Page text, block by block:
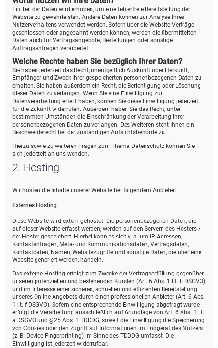
Ein Teil der Daten wird erhoben, um eine fehlerfreie Bereitstellung der
Website zu gewährleisten. Andere Daten können zur Analyse Ihres
Nutzerverhaltens verwendet werden. Sofern über die Website Verträge
geschlossen oder angebahnt werden können, werden die übermittelten
Daten auch für Vertragsangebote, Bestellungen oder sonstige
Auftragsanfragen verarbeitet.
Welche Rechte haben Sie bezüglich Ihrer Daten?
Sie haben jederzeit das Recht, unentgeltlich Auskunft über Herkunft,
Empfänger und Zweck Ihrer gespeicherten personenbezogenen Daten zu
erhalten. Sie haben außerdem ein Recht, die Berichtigung oder Löschung
dieser Daten zu verlangen. Wenn Sie eine Einwilligung zur
Datenverarbeitung erteilt haben, können Sie diese Einwilligung jederzeit
für die Zukunft widerrufen. Außerdem haben Sie das Recht, unter
bestimmten Umständen die Einschränkung der Verarbeitung Ihrer
personenbezogenen Daten zu verlangen. Des Weiteren steht Ihnen ein
Beschwerderecht bei der zuständigen Aufsichtsbehörde zu.
Hierzu sowie zu weiteren Fragen zum Thema Datenschutz können Sie
sich jederzeit an uns wenden.
2. Hosting
Wir hosten die Inhalte unserer Website bei folgendem Anbieter:
Externes Hosting
Diese Website wird extern gehostet. Die personenbezogenen Daten, die
auf dieser Website erfasst werden, werden auf den Servern des Hosters /
der Hoster gespeichert. Hierbei kann es sich v. a. um IP-Adressen,
Kontaktanfragen, Meta- und Kommunikationsdaten, Vertragsdaten,
Kontaktdaten, Namen, Websitezugriffe und sonstige Daten, die über eine
Website generiert werden, handeln.
Das externe Hosting erfolgt zum Zwecke der Vertragserfüllung gegenüber
unseren potenziellen und bestehenden Kunden (Art. 6 Abs. 1 lit. b DSGVO)
und im Interesse einer sicheren, schnellen und effizienten Bereitstellung
unseres Online-Angebots durch einen professionellen Anbieter (Art. 6 Abs.
1 lit. f DSGVO). Sofern eine entsprechende Einwilligung abgefragt wurde,
erfolgt die Verarbeitung ausschließlich auf Grundlage von Art. 6 Abs. 1 lit.
a DSGVO und § 25 Abs. 1 TDDDG, soweit die Einwilligung die Speicherung
von Cookies oder den Zugriff auf Informationen im Endgerät des Nutzers
(z. B. Device-Fingerprinting) im Sinne des TDDDG umfasst. Die
Einwilligung ist jederzeit widerrufbar.